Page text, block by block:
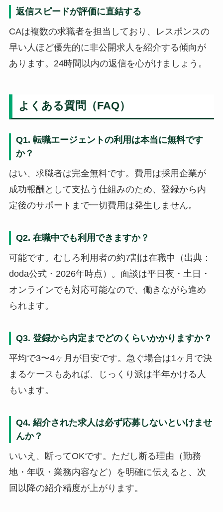
返信スピードが評価に直結する
CAは複数の求職者を担当しており、レスポンスの
早い人ほど優先的に非公開求人を紹介する傾向が
あります。24時間以内の返信を心がけましょう。
よくある質問（FAQ）
Q1. 転職エージェントの利用は本当に無料です
か？
はい、求職者は完全無料です。費用は採用企業が
成功報酬として支払う仕組みのため、登録から内
定後のサポートまで一切費用は発生しません。
Q2. 在職中でも利用できますか？
可能です。むしろ利用者の約7割は在職中（出典：
doda公式・2026年時点）。面談は平日夜・土日・
オンラインでも対応可能なので、働きながら進め
られます。
Q3. 登録から内定までどのくらいかかりますか？
平均で3〜4ヶ月が目安です。急ぐ場合は1ヶ月で決
まるケースもあれば、じっくり派は半年かける人
もいます。
Q4. 紹介された求人は必ず応募しないといけませ
んか？
いいえ、断ってOKです。ただし断る理由（勤務
地・年収・業務内容など）を明確に伝えると、次
回以降の紹介精度が上がります。